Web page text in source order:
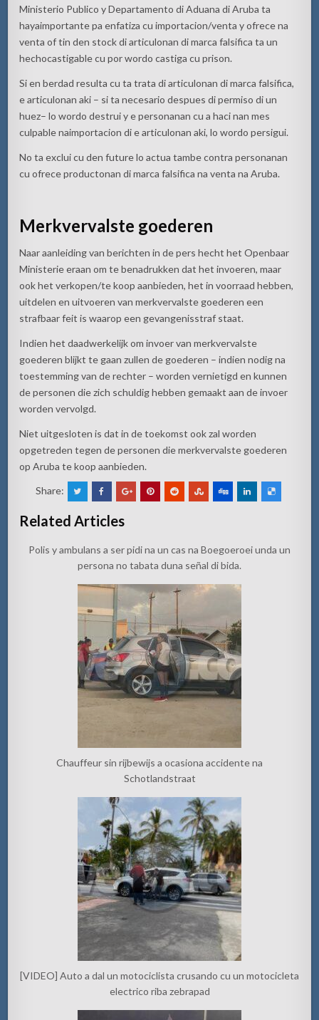
Ministerio Publico yDepartamento diAduana di Aruba ta
hayaimportantepaenfatiza cuimportacion/venta yofrecena
venta of tin den stock diarticulonan dimarca falsifica ta un
hechocastigablecuporwordo castiga cuprison.
Sien berdad resulta cu tatrata diarticulonan dimarca falsifica,
earticulonan aki – sitanecesario despues dipermiso diun
huez– lowordo destruiy epersonanan cu ahacinanmes
culpablenaimportacion di earticulonan aki, lowordo persigui.
No taexcluicuden future loactua tambecontrapersonanan
cuofreceproductonan dimarca falsifica na venta na Aruba.
Merkvervalste goederen
Naar aanleiding van berichten in de pers hecht het Openbaar
Ministerie eraan om te benadrukken dat het invoeren, maar
ook het verkopen/te koop aanbieden, het in voorraad hebben,
uitdelen en uitvoeren vanmerkvervalste goederen een
strafbaar feit is waarop een gevangenisstraf staat.
Indien het daadwerkelijk om invoer vanmerkvervalste
goederen blijkt te gaan zullen de goederen –indien nodigna
toestemming van de rechter – worden vernietigd en kunnen
de personen die zich schuldig hebben gemaakt aan de invoer
worden vervolgd.
Niet uitgesloten is dat in de toekomst ook zal worden
opgetreden tegen de personen diemerkvervalste goederen
op Aruba te koop aanbieden.
Share:
Related Articles
Polis y ambulans a ser pidi na un cas na Boegoeroei unda un
persona no tabata duna señal di bida.
Chauffeur sin rijbewijs a ocasiona accidente na
Schotlandstraat
[VIDEO] Auto a dal un motociclista crusando cu un motocicleta
electrico riba zebrapad